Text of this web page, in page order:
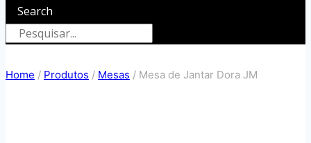
Search
Home / Produtos / Mesas / Mesa de Jantar Dora JM